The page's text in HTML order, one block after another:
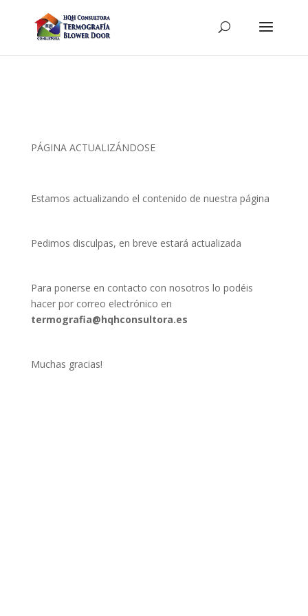
PÁGINA ACTUALIZÁNDOSE
Estamos actualizando el contenido de nuestra página
Pedimos disculpas, en breve estará actualizada
Para ponerse en contacto con nosotros lo podéis
hacer por correo electrónico en
termografia@hqhconsultora.es
Muchas gracias!